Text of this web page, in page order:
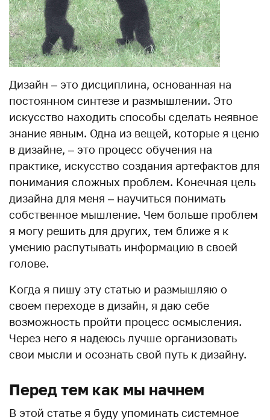
Дизайн – это дисциплина, основанная на
постоянном синтезе и размышлении. Это
искусство находить способы сделать неявное
знание явным. Одна из вещей, которые я ценю
в дизайне, – это процесс обучения на
практике, искусство создания артефактов для
понимания сложных проблем. Конечная цель
дизайна для меня – научиться понимать
собственное мышление. Чем больше проблем
я могу решить для других, тем ближе я к
умению распутывать информацию в своей
голове.
Когда я пишу эту статью и размышляю о
своем переходе в дизайн, я даю себе
возможность пройти процесс осмысления.
Через него я надеюсь лучше организовать
свои мысли и осознать свой путь к дизайну.
Перед тем как мы начнем
В этой статье я буду упоминать системное